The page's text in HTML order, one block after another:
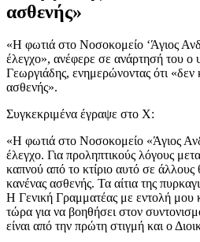
ασθενής»
«Η φωτιά στο Νοσοκομείο ‘Άγιος
έλεγχο», ανέφερε σε ανάρτησή του ο
Γεωργιάδης, ενημερώνοντας ότι «δεν
ασθενής».
Συγκεκριμένα έγραψε στο X:
«Η φωτιά στο Νοσοκομείο «Άγιος
έλεγχο. Για προληπτικούς λόγους
καπνού από το κτίριο αυτό σε άλλους
κανένας ασθενής. Τα αίτια της
Η Γενική Γραμματέας με εντολή μου
τώρα για να βοηθήσει στον
είναι από την πρώτη στιγμή και ο